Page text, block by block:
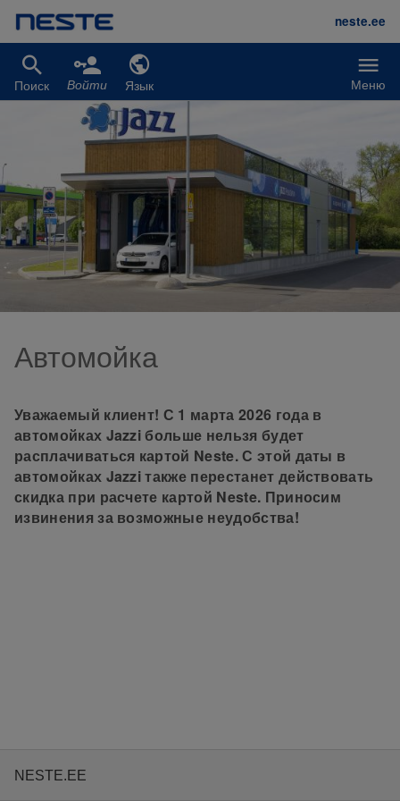
Перейти к основному содержанию
Меню
neste.ee
Поиск Войти Язык
Автомойка
Уважаемый клиент! С 1 марта 2026 года в
автомойках Jazzi больше нельзя будет
расплачиваться картой Neste. С этой даты в
автомойках Jazzi также перестанет действовать
скидка при расчете картой Neste. Приносим
извинения за возможные неудобства!
NESTE.EE